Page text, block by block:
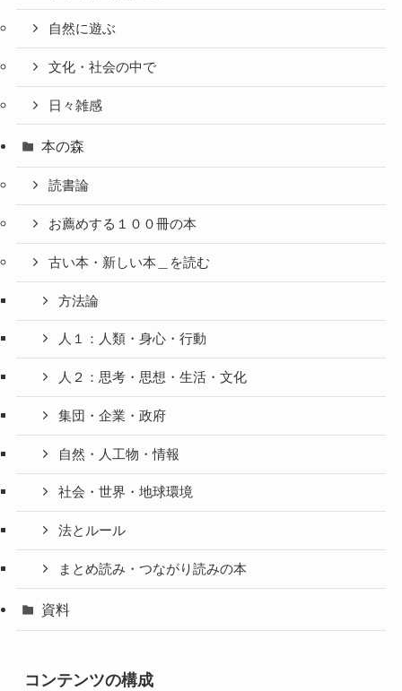
自然に遊ぶ
文化・社会の中で
日々雑感
本の森
読書論
お薦めする１００冊の本
古い本・新しい本＿を読む
方法論
人１：人類・身心・行動
人２：思考・思想・生活・文化
集団・企業・政府
自然・人工物・情報
社会・世界・地球環境
法とルール
まとめ読み・つながり読みの本
資料
コンテンツの構成